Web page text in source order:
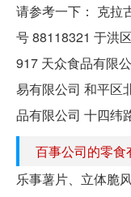
请参考一下： 克拉
号 88118321 于洪
917 天众食品有限
易有限公司 和平区
品有限公司 十四纬
百事公司的零食
乐事薯片、立体脆